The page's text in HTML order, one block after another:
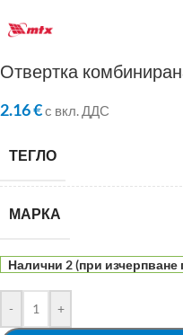
Отвертка
2.16€с вкл. ДДС
ТЕГЛО
МАРКА
Налични 2 (при изчерпване
- +